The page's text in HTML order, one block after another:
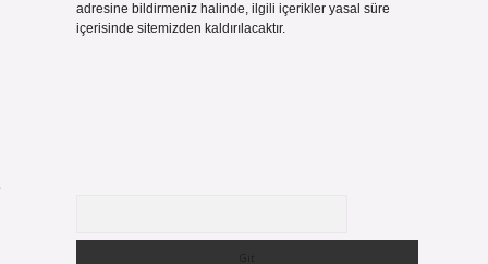
adresine bildirmeniz halinde, ilgili içerikler yasal süre
içerisinde sitemizden kaldırılacaktır.